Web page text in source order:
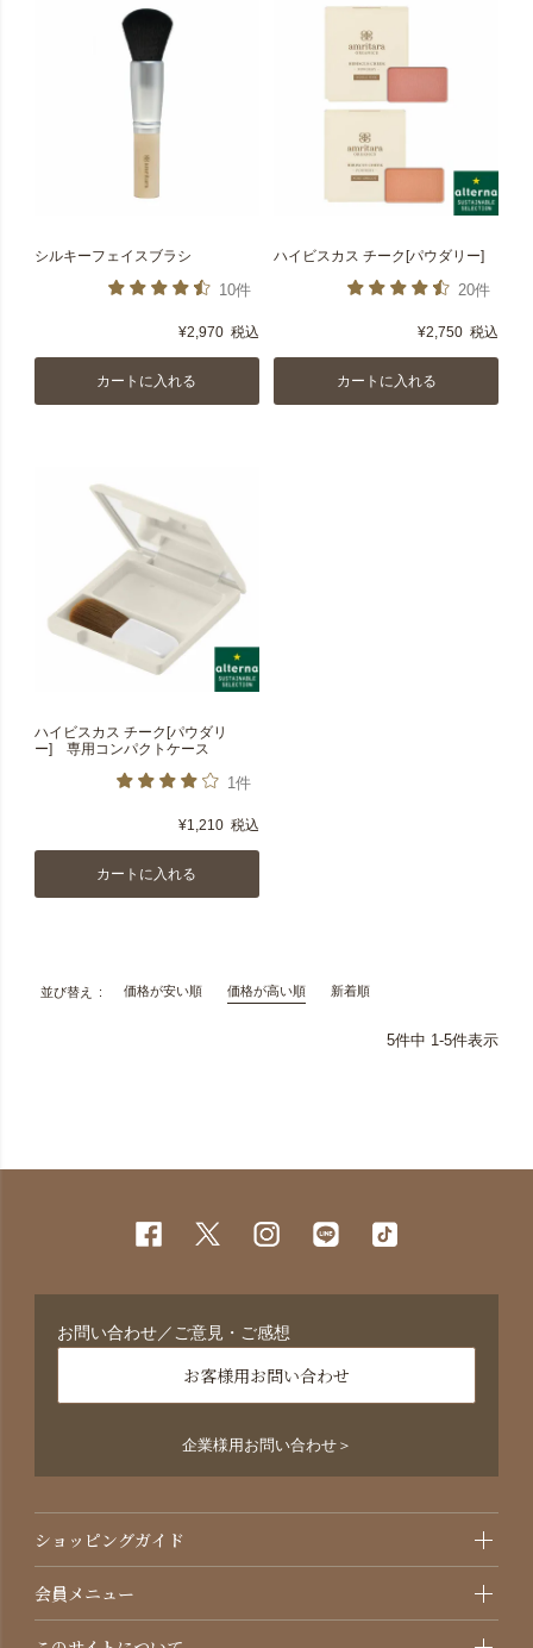
シルキーフェイスブラシ
10件
¥2,970 税込
カートに入れる
ハイビスカス チーク[パウダリー]
20件
¥2,750 税込
カートに入れる
ハイビスカス チーク[パウダリ
ー] 専用コンパクトケース
1件
¥1,210 税込
カートに入れる
並び替え 価格が安い順 価格が高い順 新着順
5件中 1-5件表示
お問い合わせ／ご意見・ご感想
お客様用お問い合わせ
企業様用お問い合わせ＞
ショッピングガイド
会員メニュー